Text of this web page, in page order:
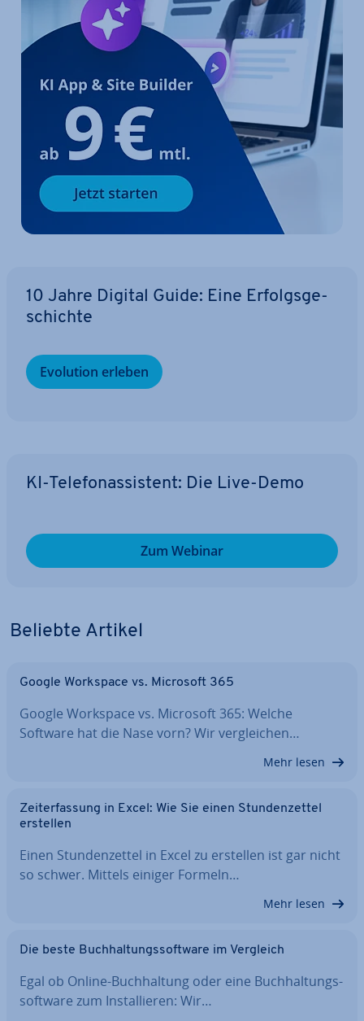
10 Jahre Digital Guide: Eine Er­folgs­ge­
schich­te
Evolution erleben
KI-Te­le­fon­as­sis­tent: Die Live-Demo
Zum Webinar
Beliebte Artikel
Google Workspace vs. Microsoft 365
Google Workspace vs. Microsoft 365: Welche
Software hat die Nase vorn? Wir ver­glei­chen…
Mehr lesen
Zeit­er­fas­sung in Excel: Wie Sie einen Stun­den­zet­tel
erstellen
Einen Stun­den­zet­tel in Excel zu erstellen ist gar nicht
so schwer. Mittels einiger Formeln…
Mehr lesen
Die beste Buch­hal­tungs­soft­ware im Vergleich
Egal ob Online-Buch­hal­tung oder eine Buch­hal­tungs­
soft­ware zum In­stal­lie­ren: Wir…